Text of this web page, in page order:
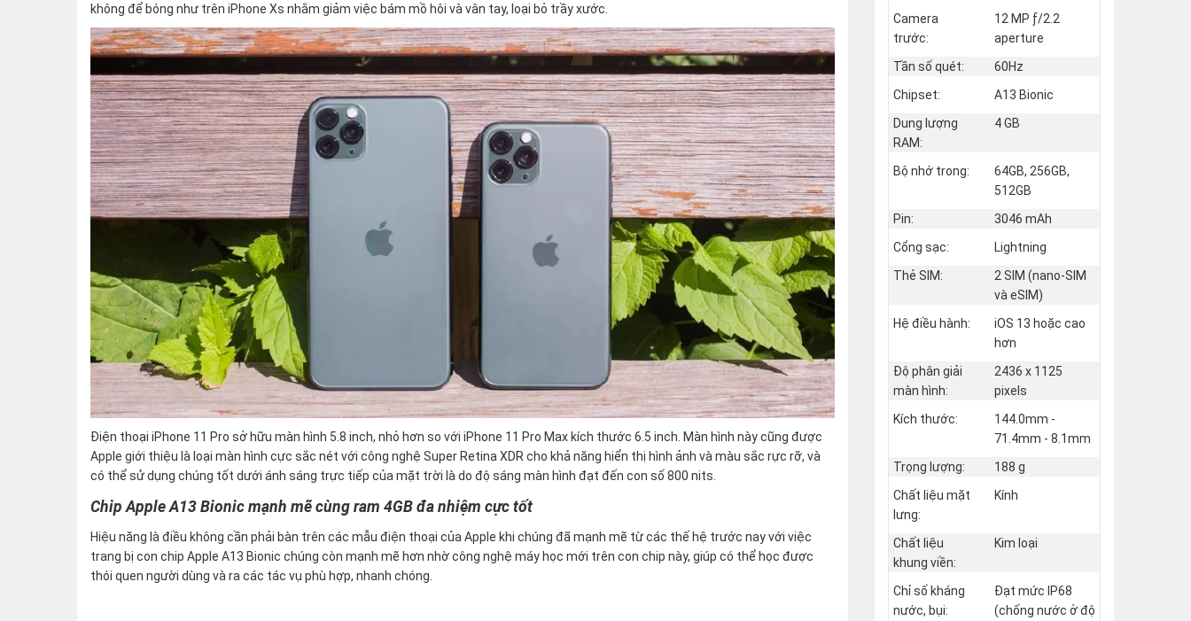
không để bóng như trên iPhone Xs nhằm giảm việc bám mồ hôi và vân tay, loại bỏ trầy xước.
Điện thoại iPhone 11 Pro sở hữu màn hình 5.8 inch, nhỏ hơn so với iPhone 11 Pro Max kích thước 6.5 inch. Màn hình này cũng được
Apple giới thiệu là loại màn hình cực sắc nét với công nghệ Super Retina XDR cho khả năng hiển thị hình ảnh và màu sắc rực rỡ, và
có thể sử dụng chúng tốt dưới ánh sáng trực tiếp của mặt trời là do độ sáng màn hình đạt đến con số 800 nits.
Chip Apple A13 Bionic mạnh mẽ cùng ram 4GB đa nhiệm cực tốt
Hiệu năng là điều không cần phải bàn trên các mẫu điện thoại của Apple khi chúng đã mạnh mẽ từ các thế hệ trước nay với việc
trang bị con chip Apple A13 Bionic chúng còn mạnh mẽ hơn nhờ công nghệ máy học mới trên con chip này, giúp có thể học được
thói quen người dùng và ra các tác vụ phù hợp, nhanh chóng.
Camera
trước:
12 MP ƒ/2.2
aperture
Tần số quét:
60Hz
Chipset:
A13 Bionic
Dung lượng
RAM:
4 GB
Bộ nhớ trong:
64GB, 256GB,
512GB
Pin:
3046 mAh
Cổng sạc:
Lightning
Thẻ SIM:
2 SIM (nano‑SIM
và eSIM)
Hệ điều hành:
iOS 13 hoặc cao
hơn
Độ phân giải
màn hình:
2436 x 1125
pixels
Kích thước:
144.0mm -
71.4mm - 8.1mm
Trọng lượng:
188 g
Chất liệu mặt
lưng:
Kính
Chất liệu
khung viền:
Kim loại
Chỉ số kháng
nước, bụi:
Đạt mức IP68
(chống nước ở độ